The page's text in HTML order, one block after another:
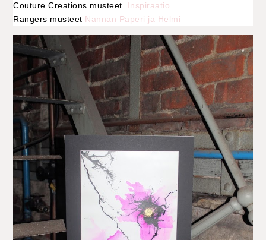
Couture Creations musteet Inspiraatio
Rangers musteet Nannan Paperi ja Helmi